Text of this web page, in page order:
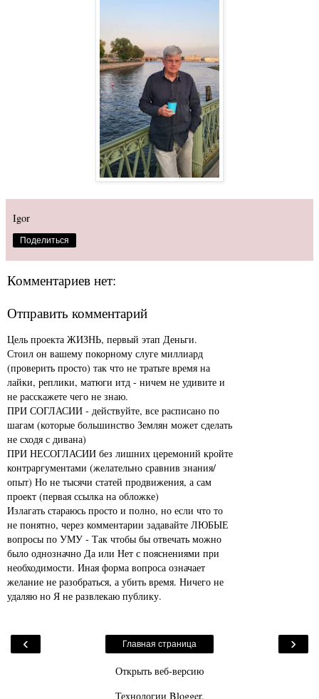
Igor
Поделиться
Комментариев нет:
Отправить комментарий
Цель проекта ЖИЗНЬ, первый этап Деньги.
Стоил он вашему покорному слуге миллиард
(проверить просто) так что не тратьте время на
лайки, реплики, матюги итд - ничем не удивите и
не расскажете чего не знаю.
ПРИ СОГЛАСИИ - действуйте, все расписано по
шагам (которые большинство Землян может сделать
не сходя с дивана)
ПРИ НЕСОГЛАСИИ без лишних церемоний кройте
контраргументами (желательно сравнив знания/
опыт) Но не тысячи статей продвижения, а сам
проект (первая ссылка на обложке)
Излагать стараюсь просто и полно, но если что то
не понятно, через комментарии задавайте ЛЮБЫЕ
вопросы по УМУ - Так чтобы бы отвечать можно
было однозначно Да или Нет с пояснениями при
необходимости. Иная форма вопроса означает
желание не разобраться, а убить время. Ничего не
удаляю но Я не развлекаю публику.
‹ ›
Главная страница
Открыть веб-версию
Технологии Blogger.